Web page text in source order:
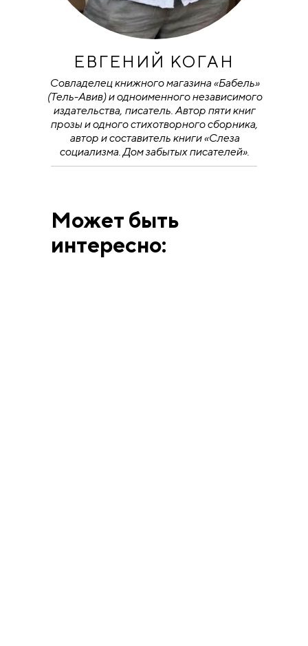
ЕВГЕНИЙ КОГАН
Совладелец книжного магазина «Бабель»
(Тель-Авив) и одноименного независимого
издательства, писатель. Автор пяти книг
прозы и одного стихотворного сборника,
автор и составитель книги «Слеза
социализма. Дом забытых писателей».
Может быть
интересно: